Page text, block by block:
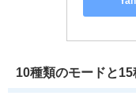
10種類のモードと